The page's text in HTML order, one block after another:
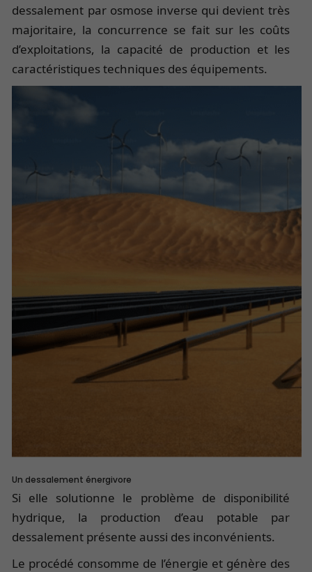
dessalement par osmose inverse qui devient très
majoritaire, la concurrence se fait sur les coûts
d’exploitations, la capacité de production et les
caractéristiques techniques des équipements.
Un dessalement énergivore
Si elle solutionne le problème de disponibilité
hydrique, la production d’eau potable par
dessalement présente aussi des inconvénients.
Le procédé consomme de l’énergie et génère des